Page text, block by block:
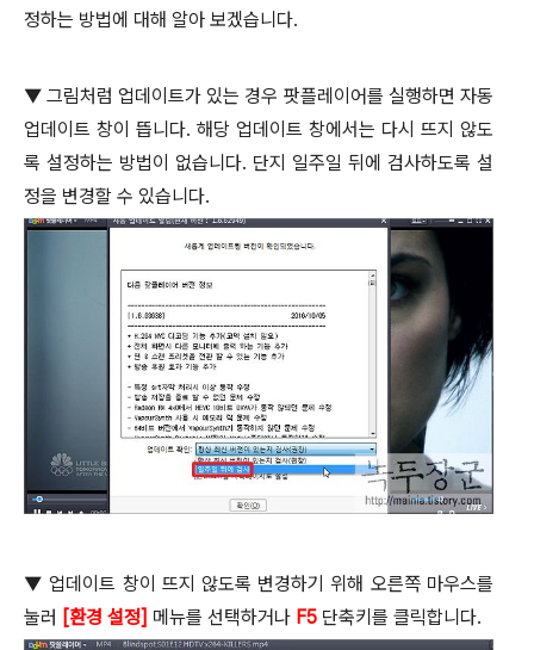
정하는 방법에 대해 알아 보겠습니다.
▼ 그림처럼 업데이트가 있는 경우 팟플레이어를 실행하면 자동
업데이트 창이 뜹니다. 해당 업데이트 창에서는 다시 뜨지 않도
록 설정하는 방법이 없습니다. 단지 일주일 뒤에 검사하도록 설
정을 변경할 수 있습니다.
▼ 업데이트 창이 뜨지 않도록 변경하기 위해 오른쪽 마우스를
눌러 [환경 설정] 메뉴를 선택하거나 F5 단축키를 클릭합니다.